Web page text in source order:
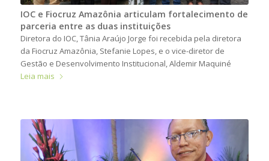
IOC e Fiocruz Amazônia articulam fortalecimento de
parceria entre as duas instituições
Diretora do IOC, Tânia Araújo Jorge foi recebida pela diretora
da Fiocruz Amazônia, Stefanie Lopes, e o vice-diretor de
Gestão e Desenvolvimento Institucional, Aldemir Maquiné
Leia mais